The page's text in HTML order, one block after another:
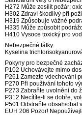
H272 Může zesílit požár;
H302 Zdraví škodlivý při
H319 Způsobuje vážné
H335 Může způsobit
H410 Vysoce toxický pro
Nebezpečné látky:
Kyselina
Pokyny pro bezpečné
P102 Uchovávejte mimo
P261 Zamezte vdechování
P270 Při používání tohoto
P273 Zabraňte uvolnění do
P312 Necítíte-li se dobře,
P501 Odstraňte obsah/obal
EUH 206 Pozor!